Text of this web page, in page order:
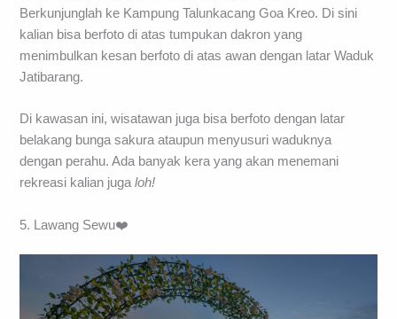
Berkunjunglah ke Kampung Talunkacang Goa Kreo. Di sini
kalian bisa berfoto di atas tumpukan dakron yang
menimbulkan kesan berfoto di atas awan dengan latar Waduk
Jatibarang.
Di kawasan ini, wisatawan juga bisa berfoto dengan latar
belakang bunga sakura ataupun menyusuri waduknya
dengan perahu. Ada banyak kera yang akan menemani
rekreasi kalian jugaloh!
5. Lawang Sewu❤️